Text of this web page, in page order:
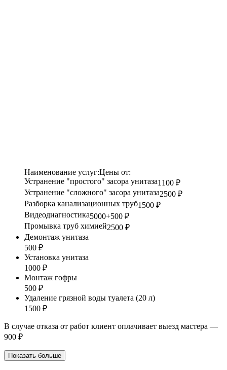
Наименование услуг:Цены от:
Устранение "простого" засора унитаза1100 ₽
Устранение "сложного" засора унитаза2500 ₽
Разборка канализационных труб1500 ₽
Видеодиагностика5000+500 ₽
Промывка труб химией2500 ₽
Демонтаж унитаза
500 ₽
Установка унитаза
1000 ₽
Монтаж гофры
500 ₽
Удаление грязной воды туалета (20 л)
1500 ₽
В случае отказа от работ клиент оплачивает выезд мастера —
900 ₽
Показать больше